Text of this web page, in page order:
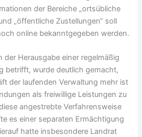
der Bereiche „ortsübliche
„öffentliche Zustellungen“ soll
online bekanntgegeben werden.
der Herausgabe einer regelmäßig
betrifft, wurde deutlich gemacht,
der laufenden Verwaltung mehr ist
als freiwillige Leistungen zu
angestrebte Verfahrensweise
es einer separaten Ermächtigung
hatte insbesondere Landrat